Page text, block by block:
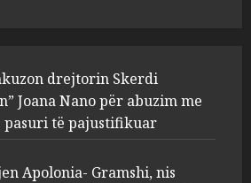
Apolonia- Gramshi, nis
procedim penal për Koço
Kokëdhimën (VIDEO)
MARCH 27, 2025
drejtorin Skerdi
Joana Nano për abuzim me
të pajustifikuar
Apolonia- Gramshi, nis